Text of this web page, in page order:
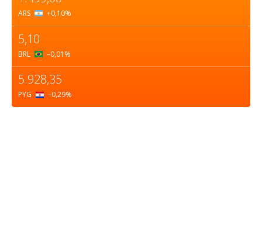
ARS +0,10%
5,10
BRL –0,01 %
5.928,35
PYG –0,29%